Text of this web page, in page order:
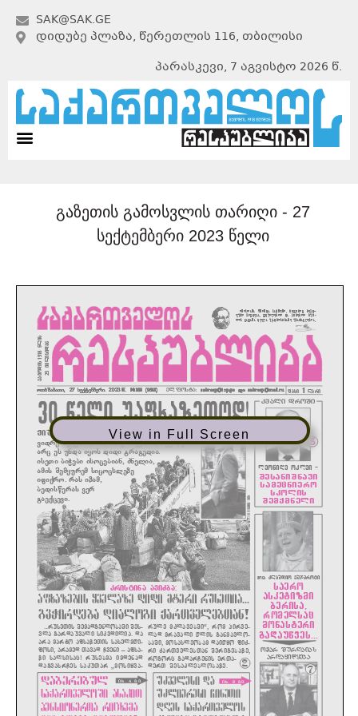
SAK@SAK.GE
ᲓᲘᲓᲣᲑᲔ ᲞᲚᲐᲖᲐ, ᲬᲔᲠᲔᲗᲚᲘᲡ 116, ᲗᲑᲘᲚᲘᲡᲘ
პარასკევი, 7 აგვისტო 2026 წ.
გაზეთის გამოსვლის თარიღი - 27
სექტემბერი 2023 წელი
View in Full Screen